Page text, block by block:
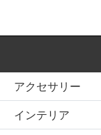
アクセサリー
インテリア